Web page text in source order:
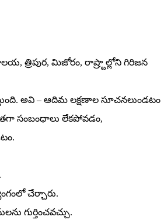
త్రిపుర, మిజోరం, రాష్ర్టాల్లోని గిరిజన
అవి – ఆదిమ లక్షణాల సూచనలుండటం
సంబంధాలు లేకపోవడం,
చేర్చారు.
గుర్తించవచ్చు.